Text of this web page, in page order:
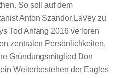
So soll auf dem
Anton Szandor LaVey zu
Tod Anfang 2016 verloren
zentralen Persönlichkeiten.
Gründungsmitglied Don
Weiterbestehen der Eagles